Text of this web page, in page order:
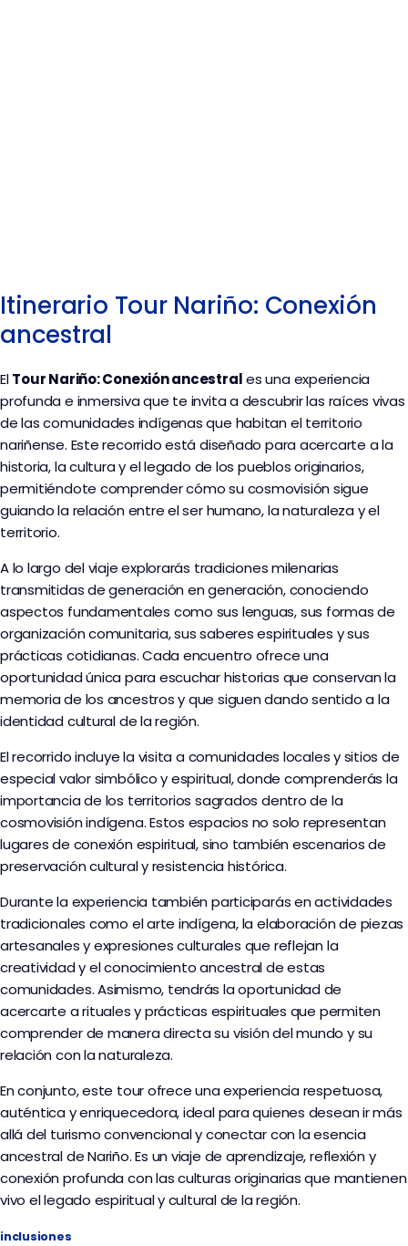
Itinerario Tour Nariño: Conexión
ancestral
ElTour Nariño: Conexión ancestrales una experiencia
profunda e inmersiva que te invita a descubrir las raíces vivas
de las comunidades indígenas que habitan el territorio
nariñense. Este recorrido está diseñado para acercarte a la
historia, la cultura y el legado de los pueblos originarios,
permitiéndote comprender cómo su cosmovisión sigue
guiando la relación entre el ser humano, la naturaleza y el
territorio.
A lo largo del viaje explorarás tradiciones milenarias
transmitidas de generación en generación, conociendo
aspectos fundamentales como sus lenguas, sus formas de
organización comunitaria, sus saberes espirituales y sus
prácticas cotidianas. Cada encuentro ofrece una
oportunidad única para escuchar historias que conservan la
memoria de los ancestros y que siguen dando sentido a la
identidad cultural de la región.
El recorrido incluye la visita a comunidades locales y sitios de
especial valor simbólico y espiritual, donde comprenderás la
importancia de los territorios sagrados dentro de la
cosmovisión indígena. Estos espacios no solo representan
lugares de conexión espiritual, sino también escenarios de
preservación cultural y resistencia histórica.
Durante la experiencia también participarás en actividades
tradicionales como el arte indígena, la elaboración de piezas
artesanales y expresiones culturales que reflejan la
creatividad y el conocimiento ancestral de estas
comunidades. Asimismo, tendrás la oportunidad de
acercarte a rituales y prácticas espirituales que permiten
comprender de manera directa su visión del mundo y su
relación con la naturaleza.
En conjunto, este tour ofrece una experiencia respetuosa,
auténtica y enriquecedora, ideal para quienes desean ir más
allá del turismo convencional y conectar con la esencia
ancestral de Nariño. Es un viaje de aprendizaje, reflexión y
conexión profunda con las culturas originarias que mantienen
vivo el legado espiritual y cultural de la región.
inclusiones